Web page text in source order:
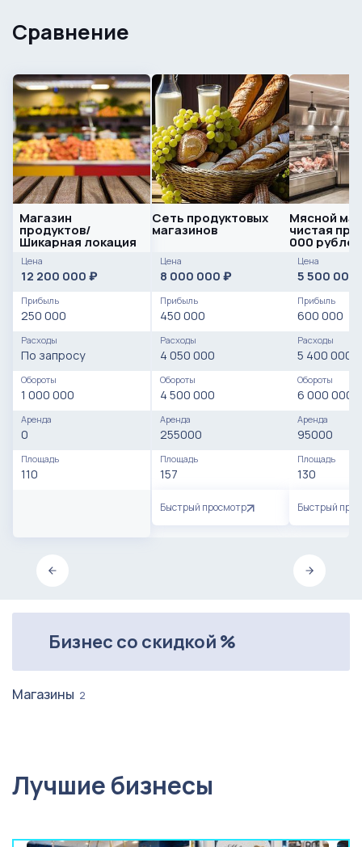
Сравнение
Магазин
продуктов/
Шикарная локация
Цена
12 200 000 ₽
Прибыль
250 000
Расходы
По запросу
Обороты
1 000 000
Аренда
0
Площадь
110
Сеть продуктовых
магазинов
Цена
8 000 000 ₽
Прибыль
450 000
Расходы
4 050 000
Обороты
4 500 000
Аренда
255000
Площадь
157
Быстрый просмотр
Мясной
чистая
000 рублей
Цена
5 500 000
Прибыль
600 000
Расходы
5 400 000
Обороты
6 000 000
Аренда
95000
Площадь
130
Быстрый
Бизнес со скидкой %
Магазины 2
Лучшие бизнесы